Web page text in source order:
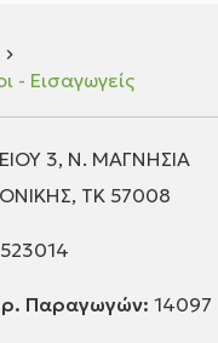
keyboard_arrow_right
- Εισαγωγείς
3, Ν. ΜΑΓΝΗΣΙΑ
ΤΚ 57008
Παραγωγών: 14097